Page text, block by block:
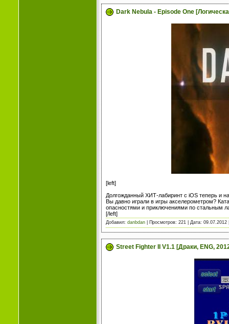
Dark Nebula - Episode One
[left]
Долгожданный ХИТ-лабиринт с iOS теперь и
Вы давно играли в игры акселерометром?
опасностями и приключениями по стальным
[/left]
Добавил: danbdan | Просмотров: 221 | Дата: 09.07.2012
Street Fighter II V1.1 [Драки, ENG,